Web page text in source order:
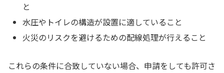
と
水圧やトイレの構造が設置に適していること
火災のリスクを避けるための配線処理が行えること
これらの条件に合致していない場合、申請をしても許可さ